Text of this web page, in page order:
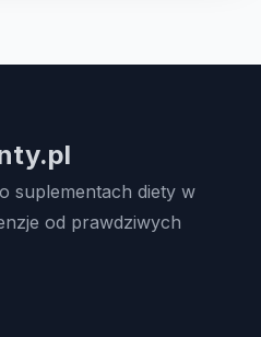
suplementach diety w
od prawdziwych